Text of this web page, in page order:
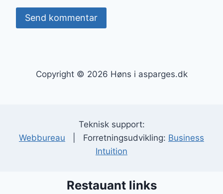
Copyright © 2026 Høns i asparges.dk
Teknisk support:
Webbureau | Forretningsudvikling: Business
Intuition
Restauant links